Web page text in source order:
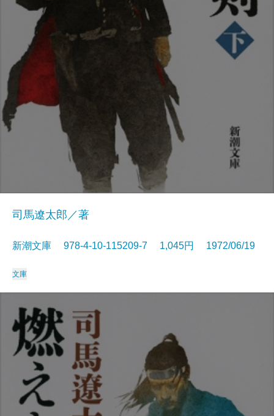
司馬遼太郎／著
新潮文庫 978-4-10-115209-7 1,045円 1972/06/19
文庫